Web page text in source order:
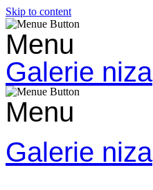
Skip to content
Menu
Galerie niza
Menu
Galerie niza